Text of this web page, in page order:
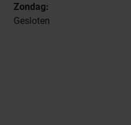
Zondag:
Gesloten